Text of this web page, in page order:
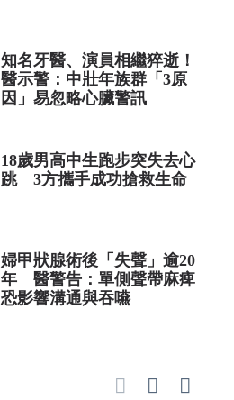
知名牙醫、演員相繼猝逝！
醫示警：中壯年族群「3原
因」易忽略心臟警訊
18歲男高中生跑步突失去心
跳 3方攜手成功搶救生命
婦甲狀腺術後「失聲」逾20
年 醫警告：單側聲帶麻痺
恐影響溝通與吞嚥